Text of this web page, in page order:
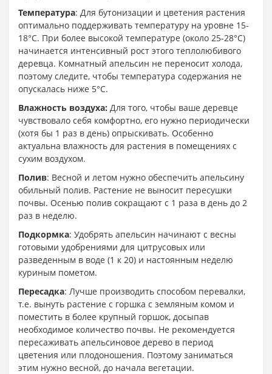
Температура: Для бутонизации и цветения растения
оптимально поддерживать температуру на уровне 15-
18°C. При более высокой температуре (около 25-28°C)
начинается интенсивный рост этого теплолюбивого
деревца. Комнатный апельсин не переносит холода,
поэтому следите, чтобы температура содержания не
опускалась ниже 5°C.
Влажность воздуха: Для того, чтобы ваше деревце
чувствовало себя комфортно, его нужно периодически
(хотя бы 1 раз в день) опрыскивать. Особенно
актуальна влажность для растения в помещениях с
сухим воздухом.
Полив: Весной и летом нужно обеспечить апельсину
обильный полив. Растение не выносит пересушки
почвы. Осенью полив сокращают с 1 раза в день до 2
раз в неделю.
Подкормка: Удобрять апельсин начинают с весны
готовыми удобрениями для цитрусовых или
разведенным в воде (1 к 20) и настоянным неделю
куриным пометом.
Пересадка: Лучше производить способом перевалки,
т.е. вынуть растение с горшка с земляным комом и
поместить в более крупный горшок, досыпав
необходимое количество почвы. Не рекомендуется
пересаживать апельсиновое дерево в период
цветения или плодоношения. Поэтому заниматься
этим нужно весной, до начала вегетации.